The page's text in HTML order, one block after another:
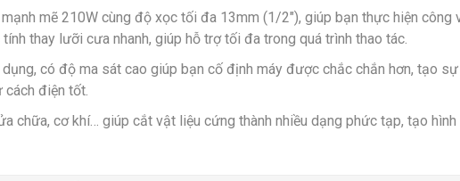
mẽ 210W cùng độ xọc tối đa 13mm (1/2″), giúp bạn thực hiện
thay lưỡi cưa nhanh, giúp hỗ trợ tối đa trong quá trình thao tác.
có độ ma sát cao giúp bạn cố định máy được chắc chắn hơn, tạo
cách điện tốt.
chữa, cơ khí… giúp cắt vật liệu cứng thành nhiều dạng phức tạp, tạo